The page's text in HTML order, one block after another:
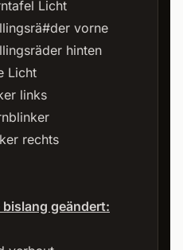
Licht
vorne
hinten
Licht
links
rechts
geändert: